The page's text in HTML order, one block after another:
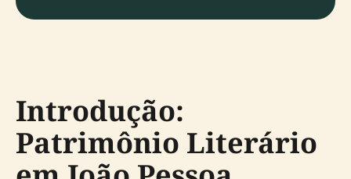
Introdução:
Patrimônio Literário